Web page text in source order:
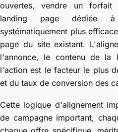
ouvertes, vendre un
landing page dédiée
systématiquement plus
page du site existant.
l'annonce, le contenu de la
l'action est le facteur le plus
et du taux de conversion des
Cette logique d'alignement
de campagne important,